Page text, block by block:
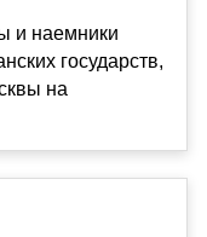
и наемники
государств,
на